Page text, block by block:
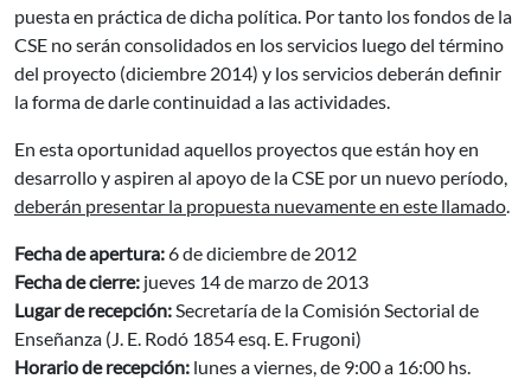
puesta en práctica de dicha política. Por tanto los fondos de la
CSE no serán consolidados en los servicios luego del término
del proyecto (diciembre 2014) y los servicios deberán definir
la forma de darle continuidad a las actividades.
En esta oportunidad aquellos proyectos que están hoy en
desarrollo y aspiren al apoyo de la CSE por un nuevo período,
deberán presentar la propuesta nuevamente en este llamado.
Fecha de apertura:6 de diciembre de 2012
Fecha de cierre: jueves 14 de marzo de 2013
Lugar de recepción:Secretaría de la Comisión Sectorial de
Enseñanza (J. E. Rodó 1854 esq. E. Frugoni)
Horario de recepción: lunes a viernes, de 9:00 a 16:00 hs.